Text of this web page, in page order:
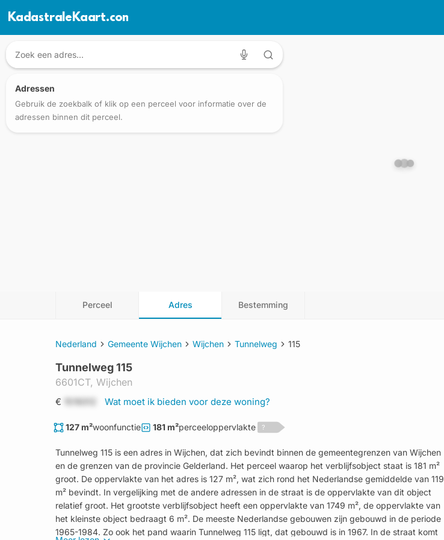
KadastraleKaart.com
Adressen
Gebruik de zoekbalk of klik op een perceel voor informatie over de
adressen binnen dit perceel.
Perceel Adres Bestemming
Nederland Gemeente Wijchen Wijchen Tunnelweg 115
Tunnelweg 115
6601CT, Wijchen
€ 1519312 Wat moet ik bieden voor deze woning?
127 m²woonfunctie 181 m²perceeloppervlakte ?
Tunnelweg 115 is een adres in Wijchen, dat zich bevindt binnen de gemeentegrenzen van Wijchen
en de grenzen van de provincie Gelderland. Het perceel waarop het verblijfsobject staat is 181 m²
groot. De oppervlakte van het adres is 127 m², wat zich rond het Nederlandse gemiddelde van 119
m² bevindt. In vergelijking met de andere adressen in de straat is de oppervlakte van dit object
relatief groot. Het grootste verblijfsobject heeft een oppervlakte van 1749 m², de oppervlakte van
het kleinste object bedraagt 6 m². De meeste Nederlandse gebouwen zijn gebouwd in de periode
1965-1984. Zo ook het pand waarin Tunnelweg 115 ligt, dat gebouwd is in 1967. In de straat komt